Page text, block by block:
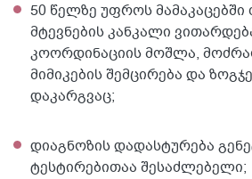
50 წელზე უფროს
მტევნების კანკალი
კოორდინაციის მოშლა,
მიმიკების შემცირება და
დაკარგვაც;
დიაგნოზის დადასტურება
ტესტირებითაა შესაძლებელი;